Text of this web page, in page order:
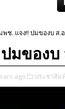
พช. แจง!! ปมของบ ส.
มของบ
ago ประชาสัม